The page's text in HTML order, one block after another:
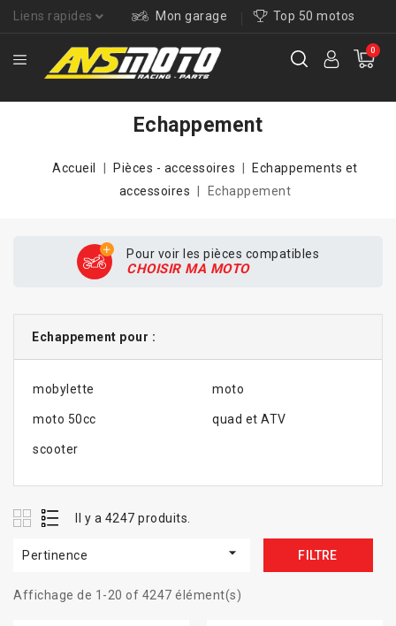
Liens rapides Mon garage Top 50 motos
0
Echappement
Accueil Pièces - accessoires
Echappements et
accessoires
Echappement
Pour voir les pièces compatibles
CHOISIR MA MOTO
Echappement pour :
mobylette moto
moto 50cc quad et ATV
scooter
Il y a 4247 produits.
Pertinence  FILTRE
Affichage de 1-20 of 4247 élément(s)